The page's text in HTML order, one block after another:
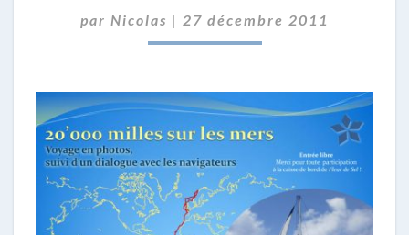
JANVIER
À
par Nicolas | 27 décembre 2011